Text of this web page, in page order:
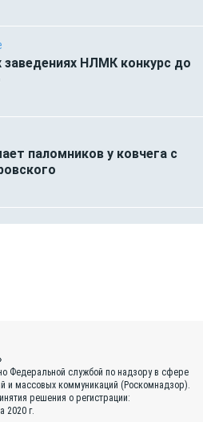
заведениях НЛМК конкурс до
паломников у ковчега с
Федеральной службой по надзору в сфере
и массовых коммуникаций (Роскомнадзор).
решения о регистрации:
2020 г.